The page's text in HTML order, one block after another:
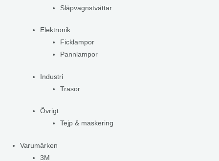
Släpvagnstvättar
Elektronik
Ficklampor
Pannlampor
Industri
Trasor
Övrigt
Tejp & maskering
Varumärken
3M